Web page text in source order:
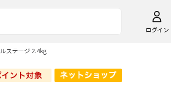
ログイン
ステージ 2.4kg